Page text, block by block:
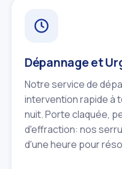
Dépannage et
Notre service de
intervention rapide à
nuit. Porte claquée,
d'effraction: nos
d'une heure pour